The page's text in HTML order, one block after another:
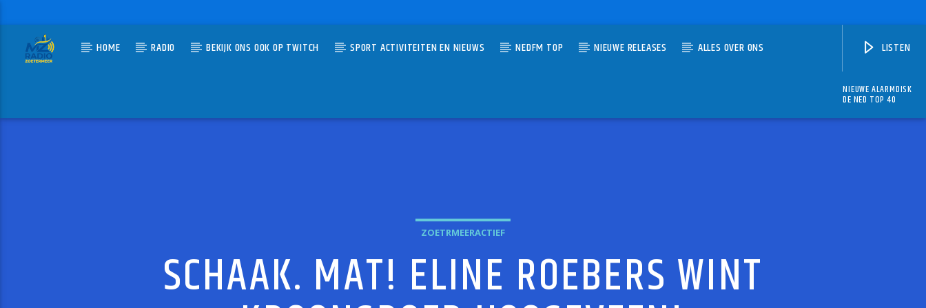
HOME RADIO BEKIJK ONS OOK OP TWITCH SPORT ACTIVITEITEN EN NIEUWS NEDFM TOP NIEUWE RELEASES ALLES OVER ONS LISTEN
NIEUWE ALARMDISK
DE NED TOP 40
ZOETRMEERACTIEF
SCHAAK. MAT! ELINE ROEBERS WINT